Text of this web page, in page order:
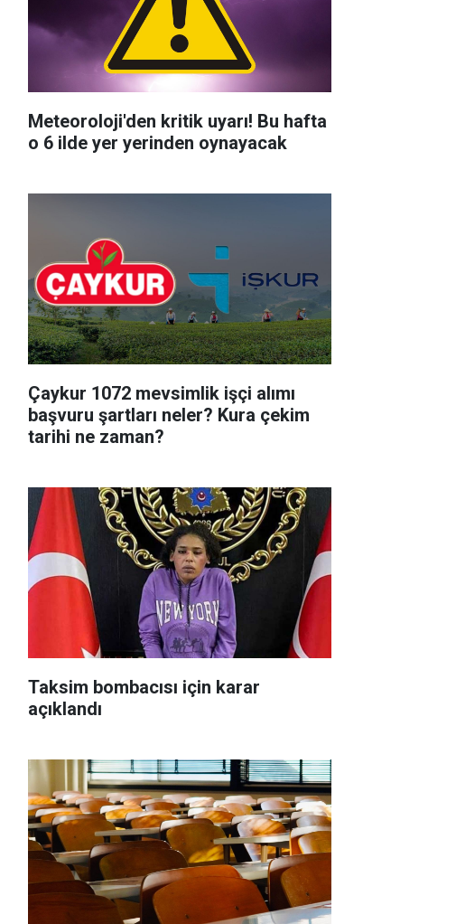
Meteoroloji'den kritik uyarı! Bu hafta
o 6 ilde yer yerinden oynayacak
Çaykur 1072 mevsimlik işçi alımı
başvuru şartları neler? Kura çekim
tarihi ne zaman?
Taksim bombacısı için karar
açıklandı